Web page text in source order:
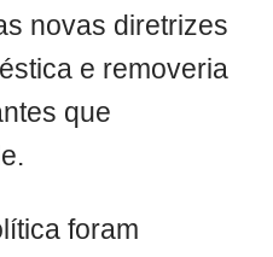
novas diretrizes
e removeria
que
foram